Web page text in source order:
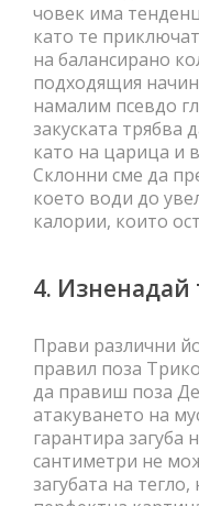
човек има
като те
на балансирано
подходящия
намалим псевдо
закуската трябва
като на царица и
Склонни сме да
което води до
калории, които
4. Изненадай
Прави различни
правил поза
да правиш поза
атакуването на
гарантира загуба
сантиметри не
загубата на